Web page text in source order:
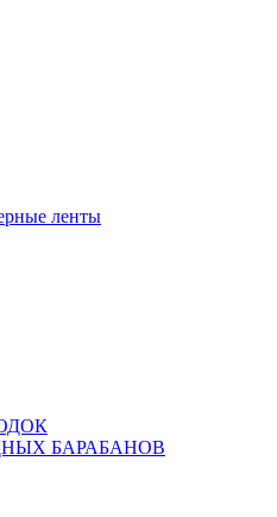
ленты
БАРАБАНОВ